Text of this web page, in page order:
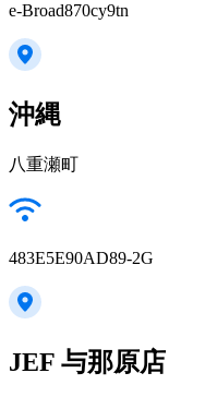
e-Broad870cy9tn
沖縄
八重瀬町
483E5E90AD89-2G
JEF 与那原店